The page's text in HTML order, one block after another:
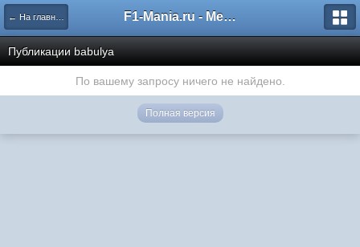
← На главную F1-Mania.ru - Международный чемпионат по симрейсингу
Публикации babulya
По вашему запросу ничего не найдено.
Полная версия